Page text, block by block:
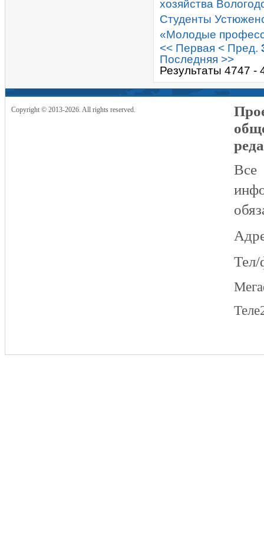
хозяйства
Студенты
«Молодые
<< Первая < Пред.
Последняя >>
Результаты 4747 -
Copyright © 2013-2026. All rights reserved.